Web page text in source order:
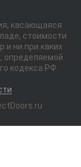
касающаяся
стоимости
и ни при каких
определяемой
кодекса РФ.